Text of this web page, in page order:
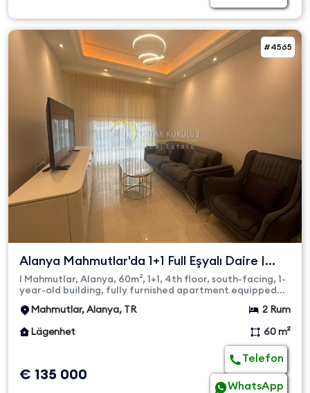
#4565
Alanya Mahmutlar'da 1+1 Full Eşyalı Daire |
Lüks Yaşam ve Ay...
I Mahmutlar, Alanya, 60m², 1+1, 4th floor, south-facing, 1-
year-old building, fully furnished apartment equipped
Mahmutlar, Alanya, TR
2 Rum
Lägenhet
60 m²
€ 135 000
Telefon
WhatsApp